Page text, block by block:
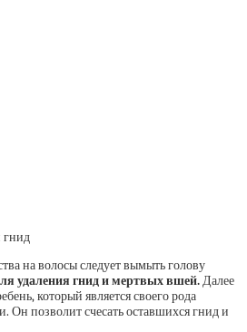
на волосы следует вымыть голову
удаления гнид и мертвых вшей.Далее
который является своего рода
Он позволит счесать оставшихся гнид и